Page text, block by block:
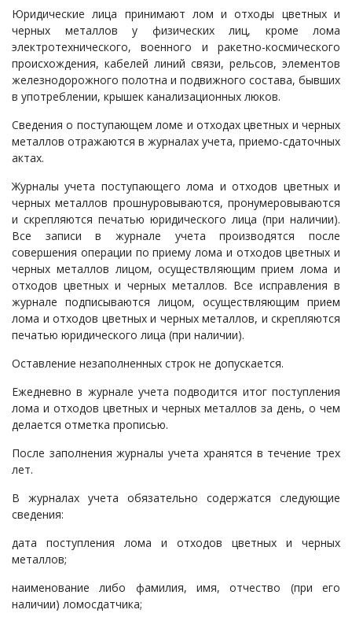
Юридические лица принимают лом и отходы цветных и
черных металлов у физических лиц, кроме лома
электротехнического, военного и ракетно-космического
происхождения, кабелей линий связи, рельсов, элементов
железнодорожного полотна и подвижного состава, бывших
в употреблении, крышек канализационных люков.
Сведения о поступающем ломе и отходах цветных и черных
металлов отражаются в журналах учета, приемо-сдаточных
актах.
Журналы учета поступающего лома и отходов цветных и
черных металлов прошнуровываются, пронумеровываются
и скрепляются печатью юридического лица (при наличии).
Все записи в журнале учета производятся после
совершения операции по приему лома и отходов цветных и
черных металлов лицом, осуществляющим прием лома и
отходов цветных и черных металлов. Все исправления в
журнале подписываются лицом, осуществляющим прием
лома и отходов цветных и черных металлов, и скрепляются
печатью юридического лица (при наличии).
Оставление незаполненных строк не допускается.
Ежедневно в журнале учета подводится итог поступления
лома и отходов цветных и черных металлов за день, о чем
делается отметка прописью.
После заполнения журналы учета хранятся в течение трех
лет.
В журналах учета обязательно содержатся следующие
сведения:
дата поступления лома и отходов цветных и черных
металлов;
наименование либо фамилия, имя, отчество (при его
наличии) ломосдатчика;